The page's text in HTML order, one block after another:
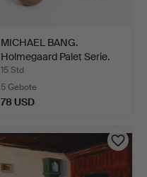
MICHAEL BANG.
Holmegaard Palet Serie.
Däne…
15 Std
5 Gebote
78 USD